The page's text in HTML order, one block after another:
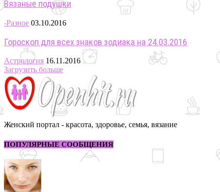
Вязаные подушки
-Разное 03.10.2016
Гороскоп для всех знаков зодиака на 24.03.2016
Астрология 16.11.2016
Загрузить больше
Женский портал - красота, здоровье, семья, вязание
ПОПУЛЯРНЫЕ СООБЩЕНИЯ